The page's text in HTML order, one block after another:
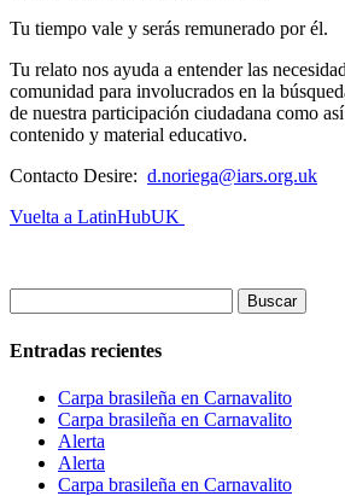
Tu tiempo vale y serás remunerado por él.
Tu relato nos ayuda a entender las
comunidad para involucrados en la
de nuestra participación ciudadana como
contenido y material educativo.
Contacto Desire: d.noriega@iars.org.uk
Vuelta a LatinHubUK
Entradas recientes
Carpa brasileña en Carnavalito
Carpa brasileña en Carnavalito
Alerta
Alerta
Carpa brasileña en Carnavalito